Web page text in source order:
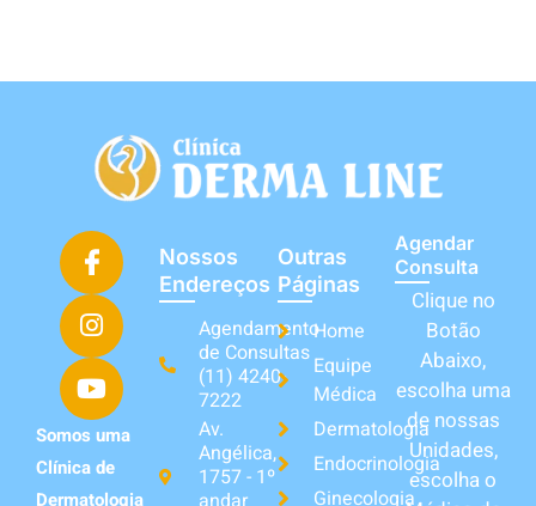
Somos uma
Clínica de
Dermatologia
Nossos
Endereços
Agendamento
de Consultas
(11) 4240-
7222
Av.
Angélica,
1757 - 1º
Outras
Páginas
Home
Equipe
Médica
Dermatologia
Endocrinologia
Ginecologia
Agendar
Consulta
Clique no
Botão
Abaixo,
escolha uma
de nossas
Unidades,
escolha o